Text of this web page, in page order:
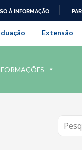
À INFORMAÇÃO
Rural
Extensão